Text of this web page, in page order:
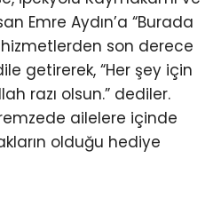
Emre Aydın’a “Burada
son derece
getirerek, “Her şey için
razı olsun.” dediler.
ailelere içinde
olduğu hediye